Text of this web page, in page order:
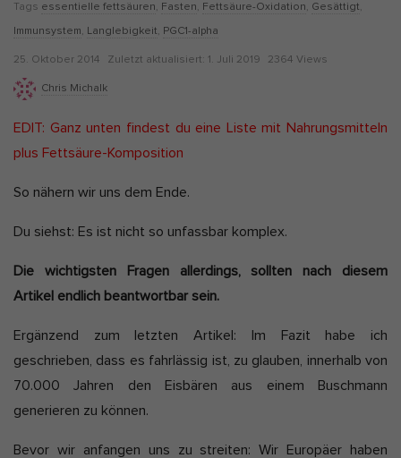
Tags essentielle fettsäuren, Fasten, Fettsäure-Oxidation, Gesättigt,
Immunsystem, Langlebigkeit, PGC1-alpha
P
u
l
D
t
e
25. Oktober 2014 Zuletzt aktualisiert: Z
e
a
t
u
e
1. Juli 2019 2364 Views
Chris Michalk
EDIT: Ganz unten findest du eine Liste mit Nahrungsmitteln
plus Fettsäure-Komposition
So nähern wir uns dem Ende.
Du siehst: Es ist nicht so unfassbar komplex.
Die wichtigsten Fragen allerdings, sollten nach diesem
Artikel endlich beantwortbar sein.
Ergänzend zum letzten Artikel: Im Fazit habe ich
geschrieben, dass es fahrlässig ist, zu glauben, innerhalb von
70.000 Jahren den Eisbären aus einem Buschmann
generieren zu können.
Bevor wir anfangen uns zu streiten: Wir Europäer haben
Cookie-Informationen anzeigen
Informationen helfen uns zu verstehen, wie unsere Besucher unsere
können wir unser Angebot besser auf unsere Besucher abstimmen.
Cookie-Informationen anzeigen
verwendet, um personalisierte Werbung anzuzeigen. Sie tun dies,
Cookie-Informationen anzeigen
Externe Medien (2)
Inhalte von Videoplattformen und Social-Media-Plattformen werden
akzeptiert werden, bedarf der Zugriff auf diese Inhalte keiner
manuellen Einwilligung mehr.
Cookie-Informationen anzeigen